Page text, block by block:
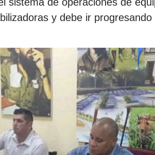
y debe ir